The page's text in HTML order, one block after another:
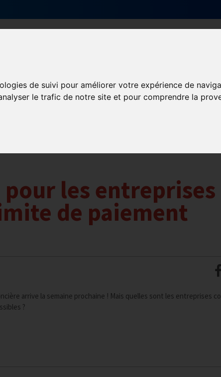
de suivi pour améliorer votre expérience de
le trafic de notre site et pour comprendre la
les entreprises
de paiement
arrive la semaine prochaine ! Mais quelles sont les entreprises
?